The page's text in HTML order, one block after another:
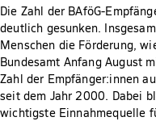
Die Zahl der BAföG-
deutlich gesunken.
Menschen die Förderung,
Bundesamt Anfang August
Zahl der Empfänger:innen
seit dem Jahr 2000. Dabei
wichtigste Einnahmequelle